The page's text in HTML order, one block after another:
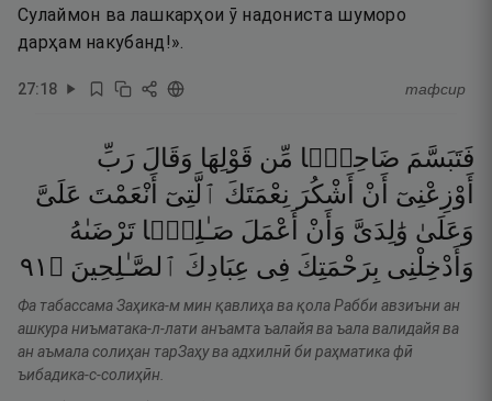
Сулаймон ва лашкарҳои ӯ надониста шуморо
дарҳам накубанд!».
27:18 тафсир
فَتَبَسَّمَ ضَاحِكًۭا مِّن قَوْلِهَا وَقَالَ رَبِّ
أَوْزِعْنِىٓ
أَنْ أَشْكُرَ نِعْمَتَكَ ٱلَّتِىٓ أَنْعَمْتَ عَلَىَّ
وَعَلَىٰ وَٰلِدَىَّ وَأَنْ أَعْمَلَ صَـٰلِحًۭا تَرْضَىٰهُ
وَأَدْخِلْنِى بِرَحْمَتِكَ فِى عِبَادِكَ ٱلصَّـٰلِحِينَ ۝ ١٩
Фа табассама Заҳика-м мин қавлиҳа ва қола Рабби авзиъни ан
ашкура ниъматака-л-лати анъамта ъалайя ва ъала валидайя ва
ан аъмала солиҳан тарЗаҳу ва адхилнӣ би раҳматика фӣ
ъибадика-с-солиҳӣн.